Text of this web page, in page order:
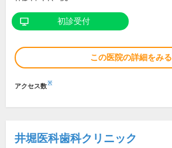
初診受付
この医院の詳細をみる
アクセス数※
井堀医科歯科クリニック